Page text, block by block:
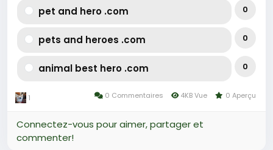
pet and hero .com 0
pets and heroes .com 0
animal best hero .com 0
1 0 Commentaires 4KB Vue 0 Aperçu
Connectez-vous pour aimer, partager et
commenter!